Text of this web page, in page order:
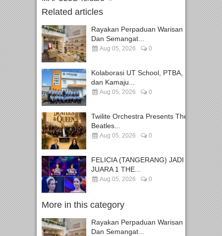
Related articles
Rayakan Perpaduan Warisan
Dan Semangat...
Aug 05, 2026 0
Kolaborasi UT School, PTBA,
dan Kamaju...
Aug 05, 2026 0
Twilite Orchestra Presents The
Beatles...
Aug 05, 2026 0
FELICIA (TANGERANG) JADI
JUARA 1 THE...
Aug 05, 2026 0
More in this category
Rayakan Perpaduan Warisan
Dan Semangat...